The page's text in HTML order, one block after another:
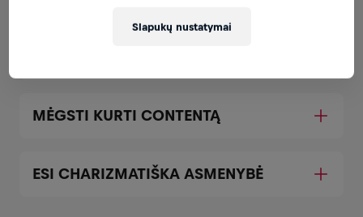
MĖGSTI KURTI CONTENTĄ
ESI CHARIZMATIŠKA ASMENYBĖ
Slapukų nustatymai